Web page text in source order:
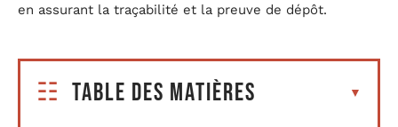
en assurant la traçabilité et la preuve de dépôt.
Table des matières